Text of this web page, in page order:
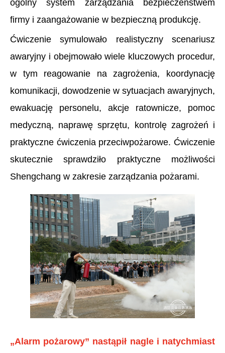
ogólny system zarządzania bezpieczeństwem
firmy i zaangażowanie w bezpieczną produkcję.
Ćwiczenie symulowało realistyczny scenariusz
awaryjny i obejmowało wiele kluczowych procedur,
w tym reagowanie na zagrożenia, koordynację
komunikacji, dowodzenie w sytuacjach awaryjnych,
ewakuację personelu, akcje ratownicze, pomoc
medyczną, naprawę sprzętu, kontrolę zagrożeń i
praktyczne ćwiczenia przeciwpożarowe. Ćwiczenie
skutecznie sprawdziło praktyczne możliwości
Shengchang w zakresie zarządzania pożarami.
„Alarm pożarowy” nastąpił nagle i natychmiast